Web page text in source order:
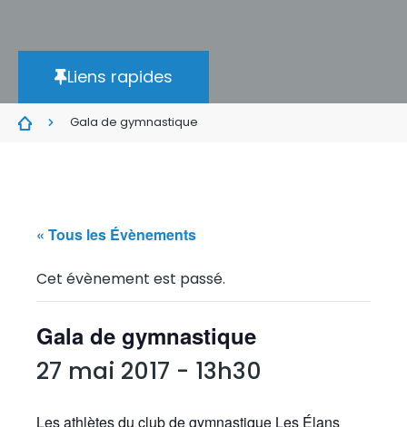
Liens rapides
Gala de gymnastique
« Tous les Évènements
Cet évènement est passé.
Gala de gymnastique
27 mai 2017 - 13h30
Les athlètes du club de gymnastique Les Élans